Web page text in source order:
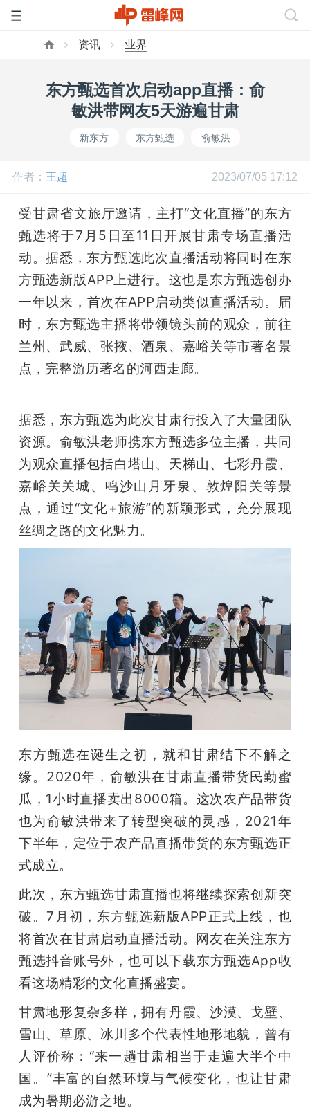
网
开
课
动
中
专
题
爱
资讯 业界
东方甄选首次启动app直播：俞
敏洪带网友5天游遍甘肃
新东方 东方甄选 俞敏洪
作者： 王超 2023/07/05 17:12
受甘肃省文旅厅邀请，主打“文化直播”的东方
甄选将于7月5日至11日开展甘肃专场直播活
动。据悉，东方甄选此次直播活动将同时在东
方甄选新版APP上进行。这也是东方甄选创办
一年以来，首次在APP启动类似直播活动。届
时，东方甄选主播将带领镜头前的观众，前往
兰州、武威、张掖、酒泉、嘉峪关等市著名景
点，完整游历著名的河西走廊。
据悉，东方甄选为此次甘肃行投入了大量团队
资源。俞敏洪老师携东方甄选多位主播，共同
为观众直播包括白塔山、天梯山、七彩丹霞、
嘉峪关关城、鸣沙山月牙泉、敦煌阳关等景
点，通过“文化+旅游”的新颖形式，充分展现
丝绸之路的文化魅力。
东方甄选在诞生之初，就和甘肃结下不解之
缘。2020年，俞敏洪在甘肃直播带货民勤蜜
瓜，1小时直播卖出8000箱。这次农产品带货
也为俞敏洪带来了转型突破的灵感，2021年
下半年，定位于农产品直播带货的东方甄选正
式成立。
此次，东方甄选甘肃直播也将继续探索创新突
破。7月初，东方甄选新版APP正式上线，也
将首次在甘肃启动直播活动。网友在关注东方
甄选抖音账号外，也可以下载东方甄选App收
看这场精彩的文化直播盛宴。
甘肃地形复杂多样，拥有丹霞、沙漠、戈壁、
雪山、草原、冰川多个代表性地形地貌，曾有
人评价称：“来一趟甘肃相当于走遍大半个中
国。”丰富的自然环境与气候变化，也让甘肃
成为暑期必游之地。